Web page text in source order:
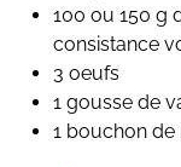
100 ou 150 g
consistance
3 oeufs
1 gousse de
1 bouchon